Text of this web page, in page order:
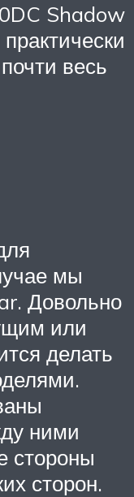
Shadow
весь
мы
Довольно
или
делать
ними
стороны
сторон.